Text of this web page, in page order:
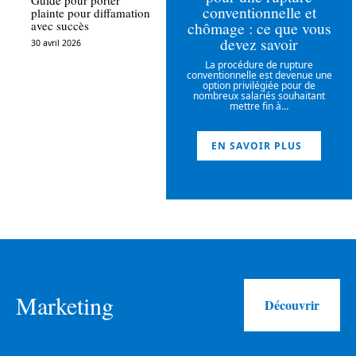
plainte pour diffamation
avec succès
30 avril 2026
conventionnelle et
chômage : ce que vous
devez savoir
La procédure de rupture
conventionnelle est devenue une
option privilégiée pour de
nombreux salariés souhaitant
mettre fin à…
EN SAVOIR PLUS
Marketing Découvrir